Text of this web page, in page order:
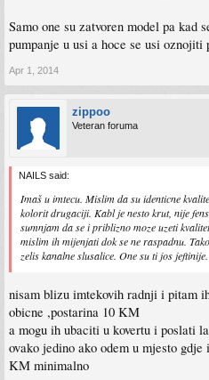
Samo one su zatvoren model pa kad
pumpanje u usi a hoce se usi oznojiti
Apr 1, 2014
zippoo
Veteran foruma
NAILS said:
Imaš u imtecu. Mislim da su identicne
kolorit drugaciji. Kabl je nesto krut, nije
sumnjam da se i priblizno moze uzeti
mislim ih mijenjati dok se ne raspadnu.
zelis kanalne slusalice. One su ti jos jeftinije.
nisam blizu imtekovih radnji i pitam
obicne ,postarina 10 KM
a mogu ih ubaciti u kovertu i poslati
ovako jedino ako odem u mjesto
KM minimalno